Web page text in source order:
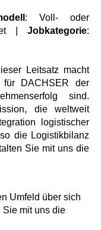
: Voll- oder
|Jobkategorie:
Leitsatz macht
für DACHSER der
sind.
die weltweit
logistischer
die Logistikbilanz
Sie mit uns die
Umfeld über sich
mit uns die